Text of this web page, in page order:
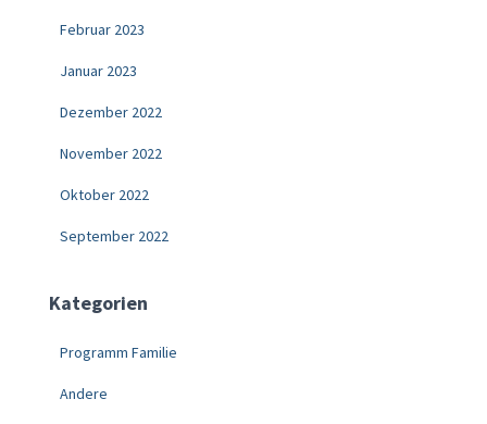
Februar 2023
Januar 2023
Dezember 2022
November 2022
Oktober 2022
September 2022
Kategorien
Programm Familie
Andere